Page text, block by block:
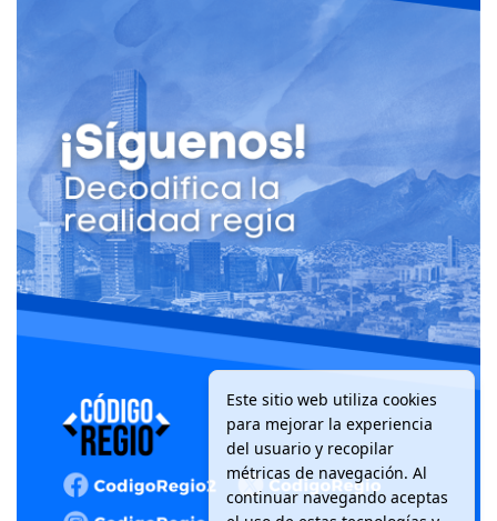
Este sitio web utiliza cookies
para mejorar la experiencia
del usuario y recopilar
métricas de navegación. Al
continuar navegando aceptas